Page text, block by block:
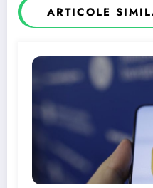
ARTICOLE